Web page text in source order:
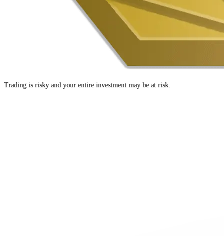
Trading is risky and your entire investment may be at risk.